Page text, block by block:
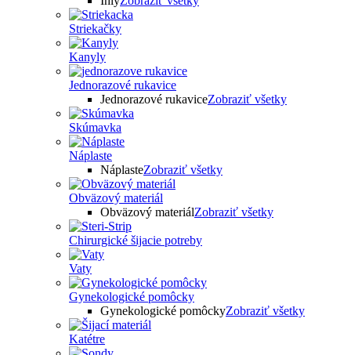
Striekačky
Kanyly
Jednorazové rukavice
Jednorazové rukaviceZobraziť všetky
Skúmavka
Náplaste
NáplasteZobraziť všetky
Obväzový materiál
Obväzový materiálZobraziť všetky
Chirurgické šijacie potreby
Vaty
Gynekologické pomôcky
Gynekologické pomôckyZobraziť všetky
Katétre